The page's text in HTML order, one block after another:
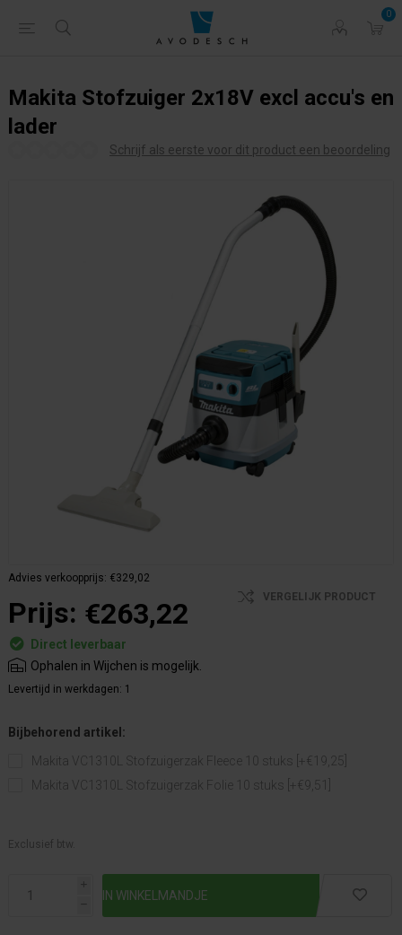
0
Makita Stofzuiger 2x18V excl accu's en
lader
Schrijf als eerste voor dit product een beoordeling
Advies verkoopprijs: €329,02
Prijs: €263,22 VERGELIJK PRODUCT
Direct leverbaar
Ophalen in Wijchen is mogelijk.
Levertijd in werkdagen: 1
Bijbehorend artikel:
Makita VC1310L Stofzuigerzak Fleece 10 stuks [+€19,25]
Makita VC1310L Stofzuigerzak Folie 10 stuks [+€9,51]
Exclusief btw.
i
h